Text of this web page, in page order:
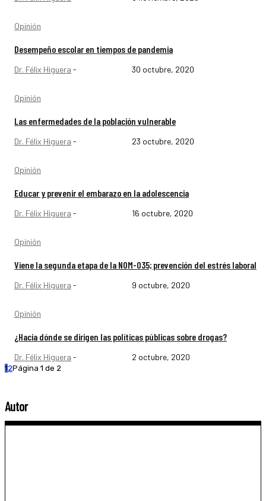
Opinión
Desempeño escolar en tiempos de pandemia
Dr. Félix Higuera - 30 octubre, 2020
Opinión
Las enfermedades de la población vulnerable
Dr. Félix Higuera - 23 octubre, 2020
Opinión
Educar y prevenir el embarazo en la adolescencia
Dr. Félix Higuera - 16 octubre, 2020
Opinión
Viene la segunda etapa de la NOM-035; prevención del estrés laboral
Dr. Félix Higuera - 9 octubre, 2020
Opinión
¿Hacia dónde se dirigen las políticas públicas sobre drogas?
Dr. Félix Higuera - 2 octubre, 2020
12Página 1 de 2
Autor